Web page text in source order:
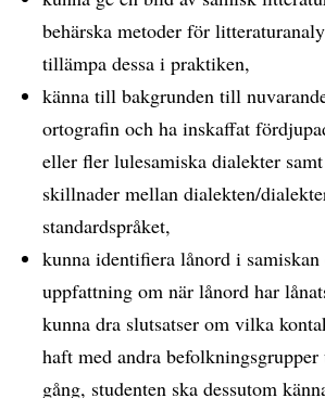
behärska metoder för
tillämpa dessa i praktiken,
känna till bakgrunden till
ortografin och ha inskaffat
eller fler lulesamiska dialekter
skillnader mellan dialekten/
standardspråket,
kunna identifiera lånord i samiskan
uppfattning om när lånord har
kunna dra slutsatser om vilka
haft med andra
gång, studenten ska dessutom